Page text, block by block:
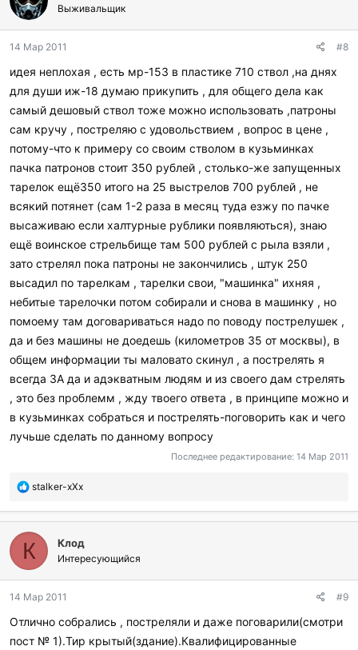
г
о
а
и
л
и
Выживальщик
14 Мар 2011 #8
идея неплохая , есть мр-153 в пластике 710 ствол ,на днях
для души иж-18 думаю прикупить , для общего дела как
самый дешовый ствол тоже можно использовать ,патроны
сам кручу , постреляю с удовольствием , вопрос в цене ,
потому-что к примеру со своим стволом в кузьминках
пачка патронов стоит 350 рублей , столько-же запущенных
тарелок ещё350 итого на 25 выстрелов 700 рублей , не
всякий потянет (сам 1-2 раза в месяц туда езжу по пачке
высаживаю если халтурные рублики появляються), знаю
ещё воинское стрельбище там 500 рублей с рыла взяли ,
зато стрелял пока патроны не закончились , штук 250
высадил по тарелкам , тарелки свои, "машинка" ихняя ,
небитые тарелочки потом собирали и снова в машинку , но
помоему там договариваться надо по поводу пострелушек ,
да и без машины не доедешь (километров 35 от москвы), в
общем информации ты маловато скинул , а пострелять я
всегда ЗА да и адэкватным людям и из своего дам стрелять
, это без проблемм , жду твоего ответа , в принципе можно и
в кузьминках собраться и пострелять-поговорить как и чего
лучьше сделать по данному вопросу
Последнее редактирование: 14 Мар 2011
П
б
л
а
г
о
а
и
л
stalker-xXx
К Клод
Интересующийся
14 Мар 2011 #9
Отлично собрались , постреляли и даже поговарили(смотри
пост № 1).Тир крытый(здание).Квалифицированные